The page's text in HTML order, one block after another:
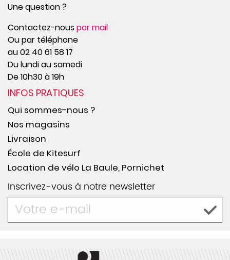
Une question ?
Contactez-nouspar mail
Ou par téléphone
au 02 40 61 58 17
Du lundi au samedi
De 10h30 à 19h
INFOS PRATIQUES
Qui sommes-nous ?
Nos magasins
Livraison
École de Kitesurf
Location de vélo La Baule, Pornichet
Inscrivez-vous à notre newsletter